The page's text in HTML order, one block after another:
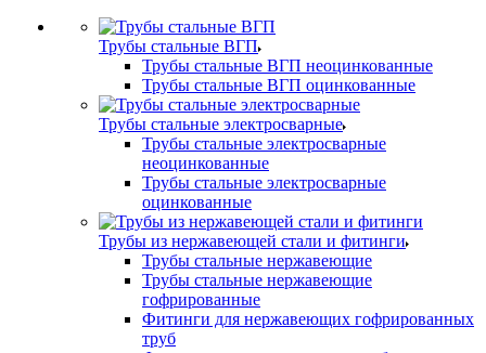
Трубы стальные ВГП
Трубы стальные ВГП неоцинкованные
Трубы стальные ВГП оцинкованные
Трубы стальные электросварные
Трубы стальные электросварные
неоцинкованные
Трубы стальные электросварные
оцинкованные
Трубы из нержавеющей стали и фитинги
Трубы стальные нержавеющие
Трубы стальные нержавеющие
гофрированные
Фитинги для нержавеющих гофрированных
труб